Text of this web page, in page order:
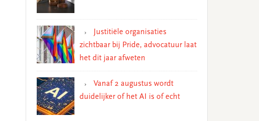
Justitiële organisaties
zichtbaar bij Pride, advocatuur laat
het dit jaar afweten
Vanaf 2 augustus wordt
duidelijker of het AI is of echt